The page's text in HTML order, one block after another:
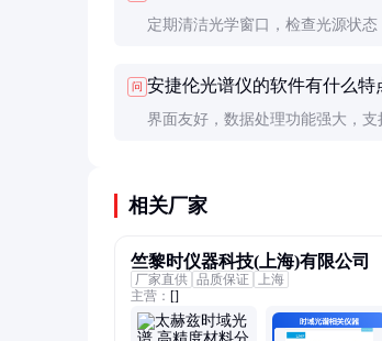
定期清洁光学窗口，检查光源状态
记录。
问 安捷伦光谱仪的软件有什么特
界面友好，数据处理功能强大，支
相关厂家
竺黎时仪器科技(上海)有限公司
厂家直供 品质保证
上海
主营： []